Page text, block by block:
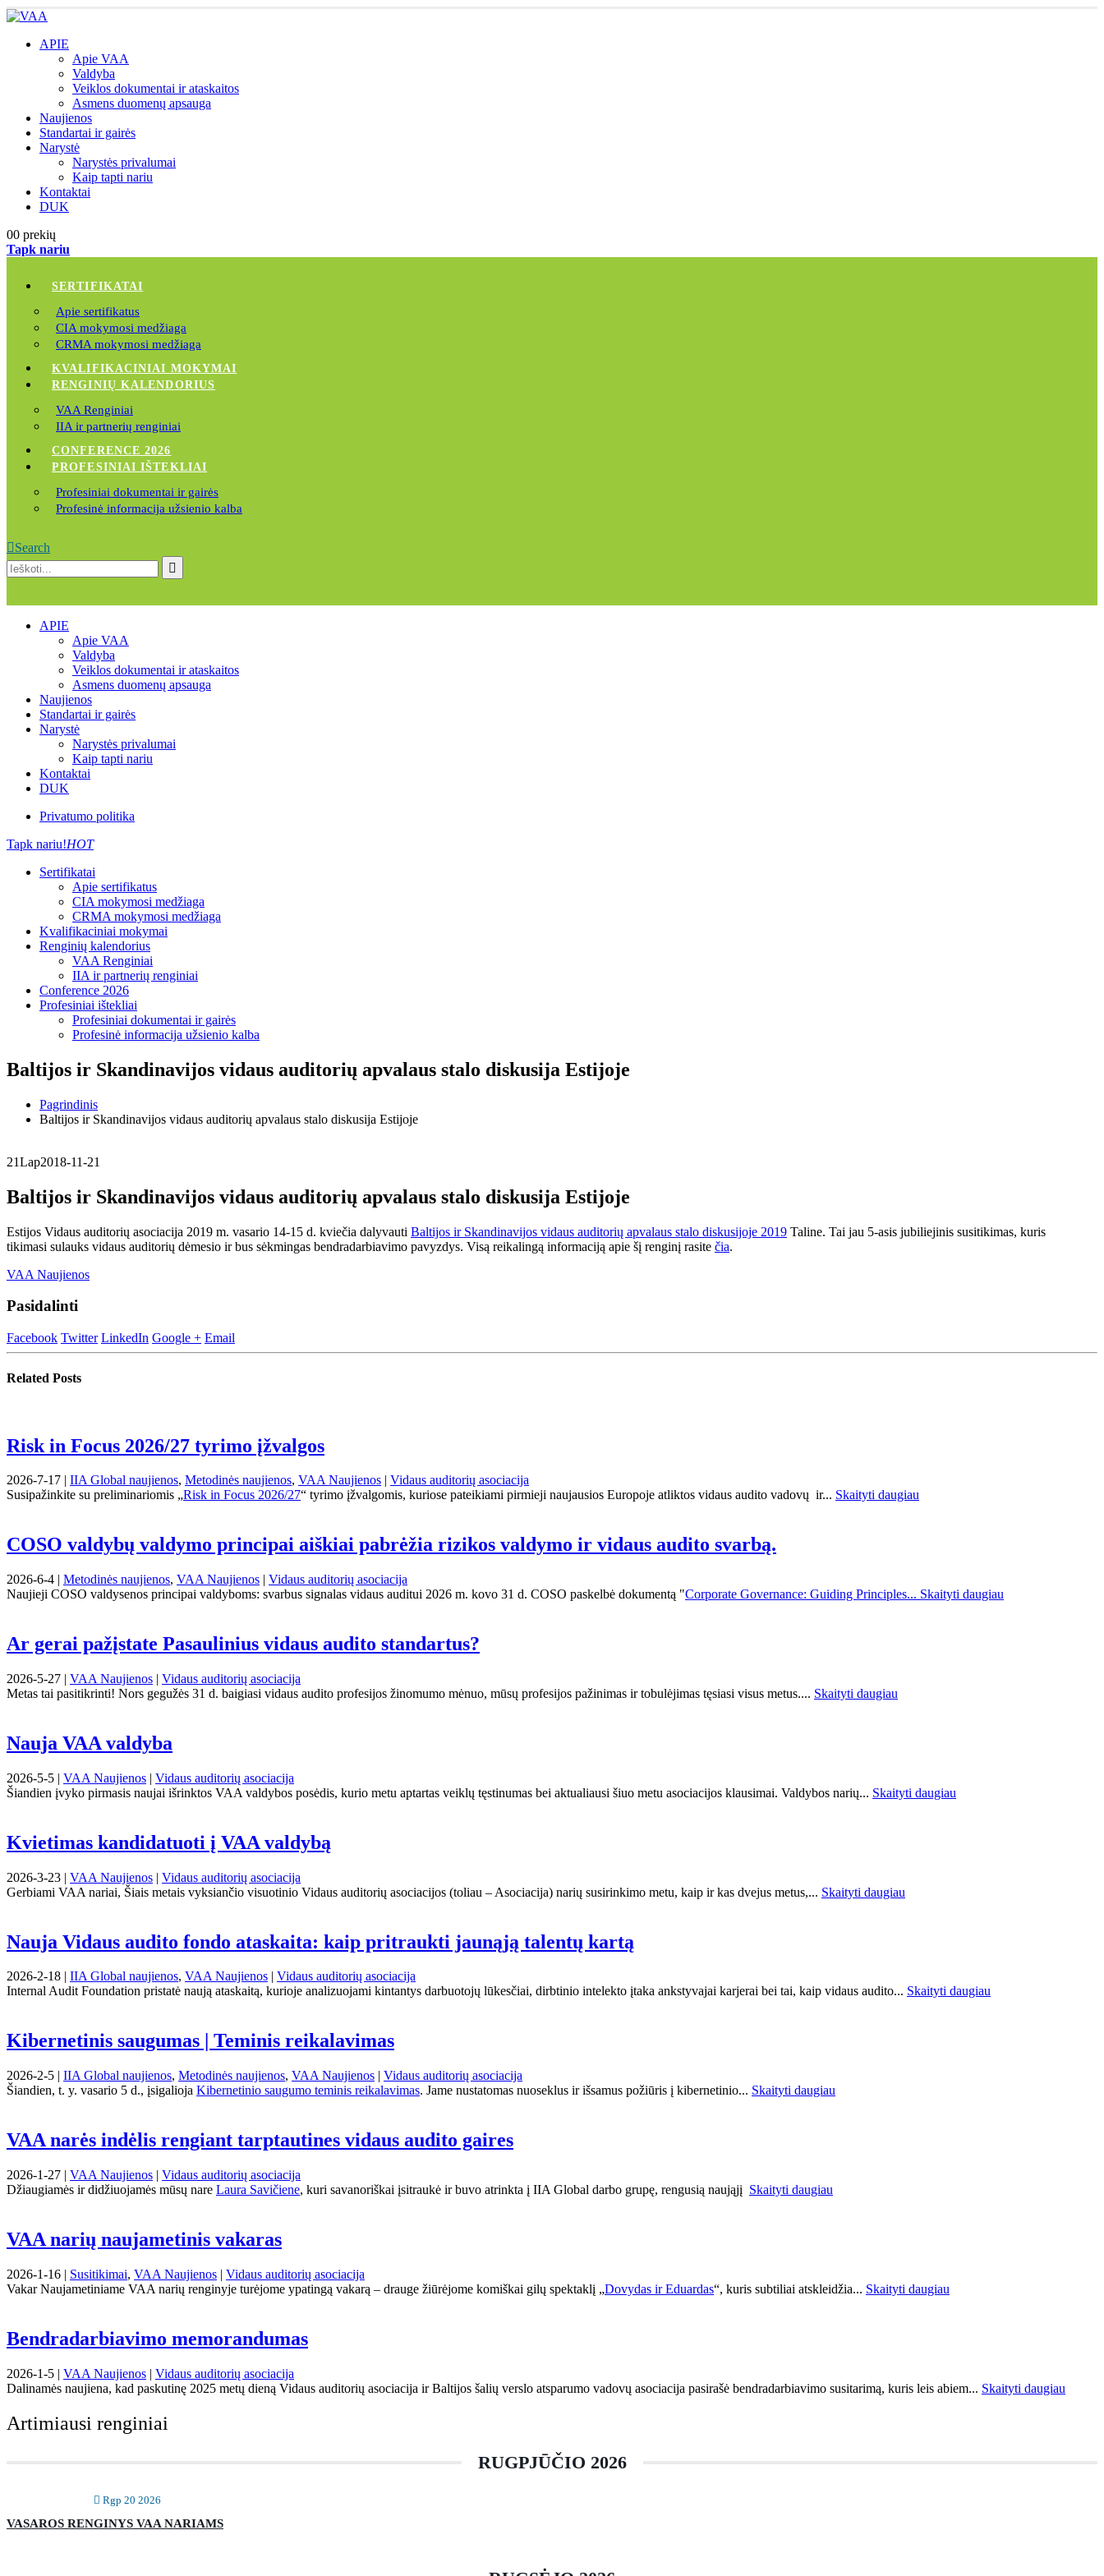
APIE
Apie VAA
Valdyba
Veiklos dokumentai ir ataskaitos
Asmens duomenų apsauga
Naujienos
Standartai ir gairės
Narystė
Narystės privalumai
Kaip tapti nariu
Kontaktai
DUK
00 prekių
Tapk nariu
SERTIFIKATAI
Apie sertifikatus
CIA mokymosi medžiaga
CRMA mokymosi medžiaga
KVALIFIKACINIAI MOKYMAI
RENGINIŲ KALENDORIUS
VAA Renginiai
IIA ir partnerių renginiai
CONFERENCE 2026
PROFESINIAI IŠTEKLIAI
Profesiniai dokumentai ir gairės
Profesinė informacija užsienio kalba
Search
APIE
Apie VAA
Valdyba
Veiklos dokumentai ir ataskaitos
Asmens duomenų apsauga
Naujienos
Standartai ir gairės
Narystė
Narystės privalumai
Kaip tapti nariu
Kontaktai
DUK
Privatumo politika
Tapk nariu!HOT
Sertifikatai
Apie sertifikatus
CIA mokymosi medžiaga
CRMA mokymosi medžiaga
Kvalifikaciniai mokymai
Renginių kalendorius
VAA Renginiai
IIA ir partnerių renginiai
Conference 2026
Profesiniai ištekliai
Profesiniai dokumentai ir gairės
Profesinė informacija užsienio kalba
Baltijos ir Skandinavijos vidaus auditorių apvalaus stalo diskusija Estijoje
Pagrindinis
Baltijos ir Skandinavijos vidaus auditorių apvalaus stalo diskusija Estijoje
21Lap2018-11-21
Baltijos ir Skandinavijos vidaus auditorių apvalaus stalo diskusija Estijoje
Estijos Vidaus auditorių asociacija 2019 m. vasario 14-15 d. kviečia dalyvauti Baltijos ir Skandinavijos vidaus auditorių apvalaus stalo diskusijoje 2019 Taline. Tai jau 5-asis jubiliejinis susitikimas, kuris
tikimasi sulauks vidaus auditorių dėmesio ir bus sėkmingas bendradarbiavimo pavyzdys. Visą reikalingą informaciją apie šį renginį rasite čia.
VAA Naujienos
Pasidalinti
Facebook Twitter LinkedIn Google + Email
Related Posts
Risk in Focus 2026/27 tyrimo įžvalgos
2026-7-17 | IIA Global naujienos, Metodinės naujienos, VAA Naujienos | Vidaus auditorių asociacija
Susipažinkite su preliminariomis „Risk in Focus 2026/27“ tyrimo įžvalgomis, kuriose pateikiami pirmieji naujausios Europoje atliktos vidaus audito vadovų ir... Skaityti daugiau
COSO valdybų valdymo principai aiškiai pabrėžia rizikos valdymo ir vidaus audito svarbą.
2026-6-4 | Metodinės naujienos, VAA Naujienos | Vidaus auditorių asociacija
Naujieji COSO valdysenos principai valdyboms: svarbus signalas vidaus auditui 2026 m. kovo 31 d. COSO paskelbė dokumentą "Corporate Governance: Guiding Principles... Skaityti daugiau
Ar gerai pažįstate Pasaulinius vidaus audito standartus?
2026-5-27 | VAA Naujienos | Vidaus auditorių asociacija
Metas tai pasitikrinti! Nors gegužės 31 d. baigiasi vidaus audito profesijos žinomumo mėnuo, mūsų profesijos pažinimas ir tobulėjimas tęsiasi visus metus.... Skaityti daugiau
Nauja VAA valdyba
2026-5-5 | VAA Naujienos | Vidaus auditorių asociacija
Šiandien įvyko pirmasis naujai išrinktos VAA valdybos posėdis, kurio metu aptartas veiklų tęstinumas bei aktualiausi šiuo metu asociacijos klausimai. Valdybos narių... Skaityti daugiau
Kvietimas kandidatuoti į VAA valdybą
2026-3-23 | VAA Naujienos | Vidaus auditorių asociacija
Gerbiami VAA nariai, Šiais metais vyksiančio visuotinio Vidaus auditorių asociacijos (toliau – Asociacija) narių susirinkimo metu, kaip ir kas dvejus metus,... Skaityti daugiau
Nauja Vidaus audito fondo ataskaita: kaip pritraukti jaunąją talentų kartą
2026-2-18 | IIA Global naujienos, VAA Naujienos
Vidaus auditorių asociacija
Internal Audit Foundation pristatė naują ataskaitą, kurioje analizuojami kintantys darbuotojų lūkesčiai, dirbtinio intelekto įtaka ankstyvajai karjerai bei tai, kaip vidaus audito... Skaityti daugiau
Kibernetinis saugumas | Teminis reikalavimas
2026-2-5 | IIA Global naujienos, Metodinės naujienos, VAA Naujienos | Vidaus auditorių asociacija
Šiandien, t. y. vasario 5 d., įsigalioja Kibernetinio saugumo teminis reikalavimas. Jame nustatomas nuoseklus ir išsamus požiūris į kibernetinio... Skaityti daugiau
VAA narės indėlis rengiant tarptautines vidaus audito gaires
2026-1-27 | VAA Naujienos | Vidaus auditorių asociacija
Džiaugiamės ir didžiuojamės mūsų nare Laura Savičiene, kuri savanoriškai įsitraukė ir buvo atrinkta į IIA Global darbo grupę, rengusią naująjį Skaityti daugiau
VAA narių naujametinis vakaras
2026-1-16 | Susitikimai, VAA Naujienos | Vidaus auditorių asociacija
Vakar Naujametiniame VAA narių renginyje turėjome ypatingą vakarą – drauge žiūrėjome komiškai gilų spektaklį „Dovydas ir Eduardas“, kuris subtiliai atskleidžia... Skaityti daugiau
Bendradarbiavimo memorandumas
2026-1-5 | VAA Naujienos | Vidaus auditorių asociacija
Dalinamės naujiena, kad paskutinę 2025 metų dieną Vidaus auditorių asociacija ir Baltijos šalių verslo atsparumo vadovų asociacija pasirašė bendradarbiavimo susitarimą, kuris leis abiem... Skaityti daugiau
Artimiausi renginiai
RUGPJŪČIO 2026
Rgp 20 2026
VASAROS RENGINYS VAA NARIAMS